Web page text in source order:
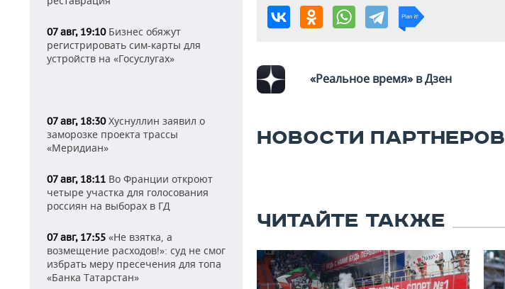
07 авг, 19:10Бизнес обяжут
регистрировать сим-карты для
устройств на «Госуслугах»
07 авг, 18:30Хуснуллин заявил о
заморозке проекта трассы
«Меридиан»
07 авг, 18:11 Во Франции откроют
четыре участка для голосования
россиян на выборах в ГД
07 авг, 17:55 «Не взятка, а
возмещение расходов!»: суд не смог
избрать меру пресечения для топа
«Банка Татарстан»
«Реальное время» в Дзен
НОВОСТИ ПАРТНЕРОВ
ЧИТАЙТЕ ТАКЖЕ